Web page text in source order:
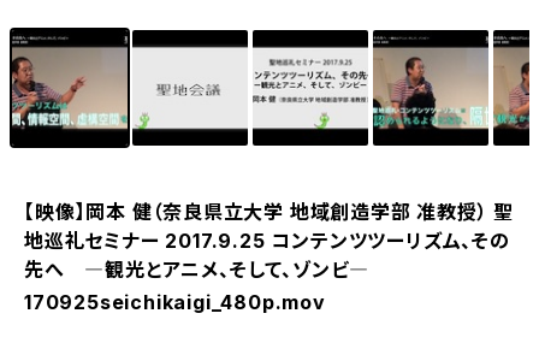
【映像】岡本 健（奈良県立大学 地域創造学部 准教授） 聖
地巡礼セミナー 2017.9.25 コンテンツツーリズム、その
先へ ―観光とアニメ、そして、ゾンビ―
170925seichikaigi_480p.mov